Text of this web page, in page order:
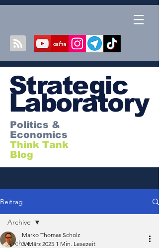
Strategic
Laboratory
Politics &
Economics
Think Tank
Blog
Beitrag
Archive
Archive
Marko Thomas Scholz
3. März 2025 1 Min. Lesezeit